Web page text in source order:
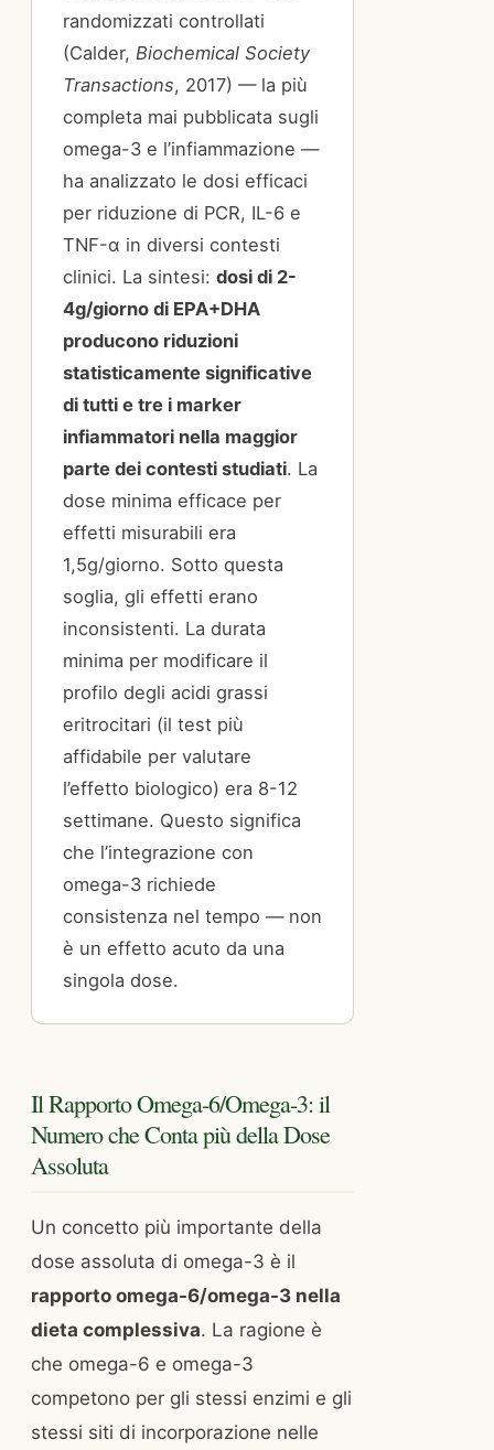
randomizzati controllati
(Calder, Biochemical Society
Transactions, 2017) — la più
completa mai pubblicata sugli
omega-3 e l’infiammazione —
ha analizzato le dosi efficaci
per riduzione di PCR, IL-6 e
TNF-α in diversi contesti
clinici. La sintesi: dosi di 2-
4g/giorno di EPA+DHA
producono riduzioni
statisticamente significative
di tutti e tre i marker
infiammatori nella maggior
parte dei contesti studiati. La
dose minima efficace per
effetti misurabili era
1,5g/giorno. Sotto questa
soglia, gli effetti erano
inconsistenti. La durata
minima per modificare il
profilo degli acidi grassi
eritrocitari (il test più
affidabile per valutare
l’effetto biologico) era 8-12
settimane. Questo significa
che l’integrazione con
omega-3 richiede
consistenza nel tempo — non
è un effetto acuto da una
singola dose.
Il Rapporto Omega-6/Omega-3: il
Numero che Conta più della Dose
Assoluta
Un concetto più importante della
dose assoluta di omega-3 è il
rapporto omega-6/omega-3 nella
dieta complessiva. La ragione è
che omega-6 e omega-3
competono per gli stessi enzimi e gli
stessi siti di incorporazione nelle